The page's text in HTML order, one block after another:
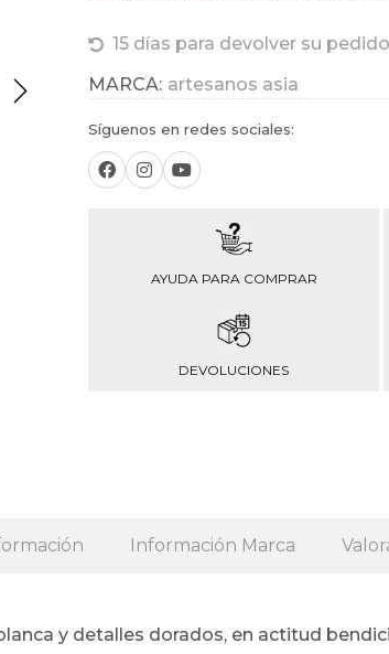
15 días para devolver su
MARCA: artesanos asia
Síguenos en redes sociales:
AYUDA PARA COMPRAR
DEVOLUCIONES
Información Marca
y detalles dorados, en actitud